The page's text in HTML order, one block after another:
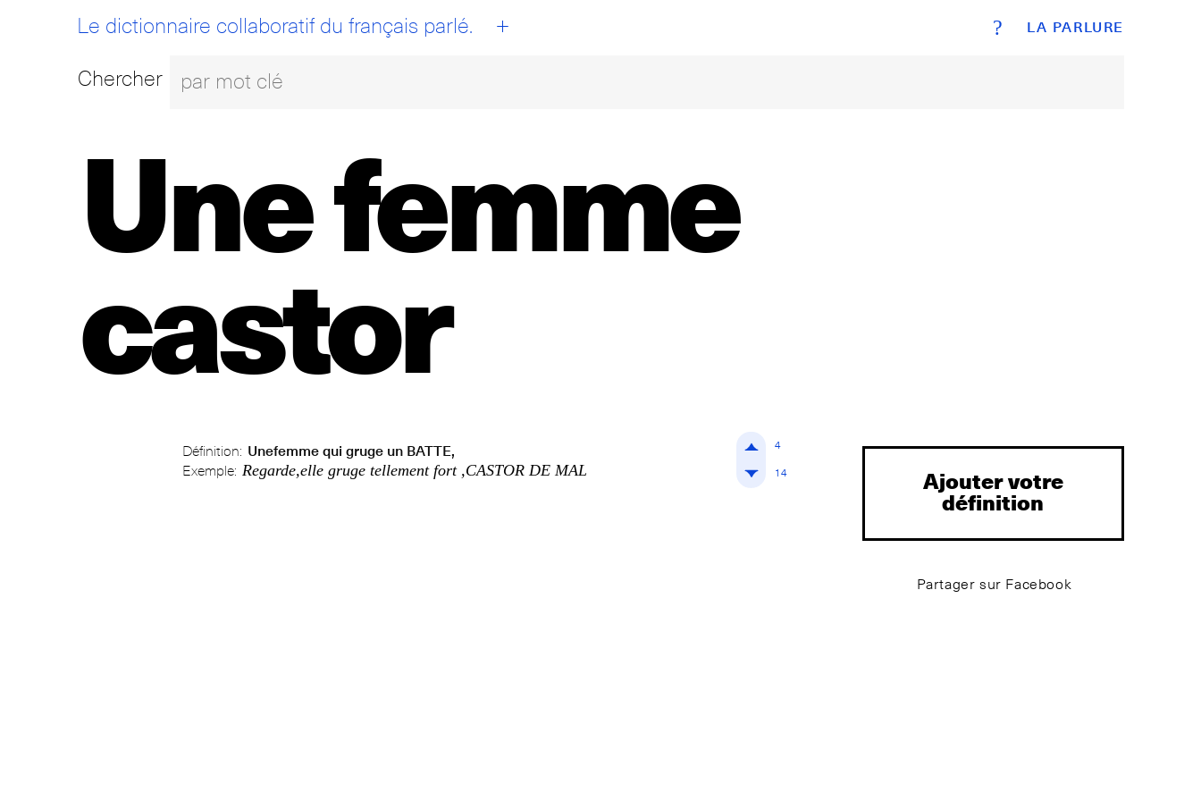
LA PARLURE
Le dictionnaire collaboratif du français parlé. + ?
Chercher
Une femme
castor
Définition: Unefemme qui gruge un BATTE,
Exemple: Regarde,elle gruge tellement fort ,CASTOR DE MAL
4
14
Ajouter votre
définition
Partager sur Facebook